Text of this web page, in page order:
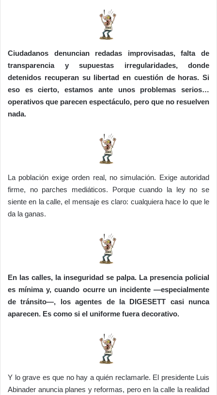
Ciudadanos denuncian redadas improvisadas, falta de
transparencia y supuestas irregularidades, donde
detenidos recuperan su libertad en cuestión de horas. Si
eso es cierto, estamos ante unos problemas serios…
operativos que parecen espectáculo, pero que no resuelven
nada.
La población exige orden real, no simulación. Exige autoridad
firme, no parches mediáticos. Porque cuando la ley no se
siente en la calle, el mensaje es claro: cualquiera hace lo que le
da la ganas.
En las calles, la inseguridad se palpa. La presencia policial
es mínima y, cuando ocurre un incidente —especialmente
de tránsito—, los agentes de la DIGESETT casi nunca
aparecen. Es como si el uniforme fuera decorativo.
Y lo grave es que no hay a quién reclamarle. El presidente Luis
Abinader anuncia planes y reformas, pero en la calle la realidad